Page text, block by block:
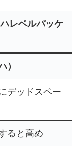
レベルパッケ
）
デッドスペー
ると高め